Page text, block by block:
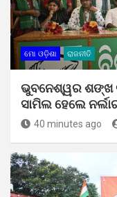
ମୋ ଓଡ଼ିଶା ରାଜନୀତି
ଭୁବନେଶ୍ୱର ଶଙ୍ଖ
ସାମିଲ ହେଲେ
40 minutes ago